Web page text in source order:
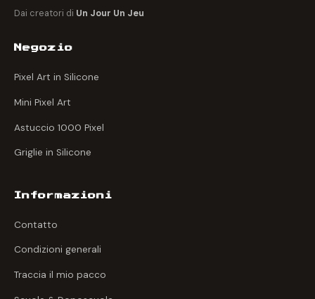
Dai creatori di Un Jour Un Jeu
Negozio
Pixel Art in Silicone
Mini Pixel Art
Astuccio 1000 Pixel
Griglie in Silicone
Informazioni
Contatto
Condizioni generali
Traccia il mio pacco